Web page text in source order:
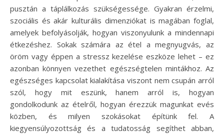
pusztán a táplálkozás szükségessége. Gyakran érzelmi,
szociális és akár kulturális dimenziókat is magában foglal,
amelyek befolyásolják, hogyan viszonyulunk a mindennapi
étkezéshez. Sokak számára az étel a megnyugvás, az
öröm vagy éppen a stressz kezelése eszköze lehet – ez
azonban könnyen vezethet egészségtelen mintákhoz. Az
egészséges kapcsolat kialakítása viszont nem csupán arról
szól, hogy mit eszünk, hanem arról is, hogyan
gondolkodunk az ételről, hogyan érezzük magunkat evés
közben, és milyen szokásokat építünk fel. A
kiegyensúlyozottság és a tudatosság segíthet abban,